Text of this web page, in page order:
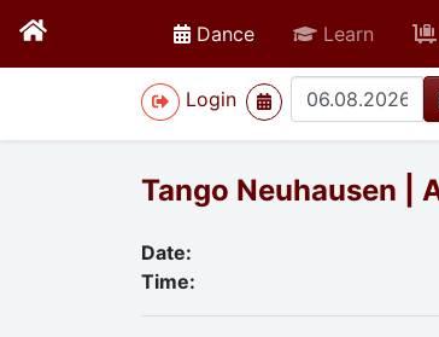
Danceactive Learn
Login
>
Tango Neuhausen |
Date:
Time: